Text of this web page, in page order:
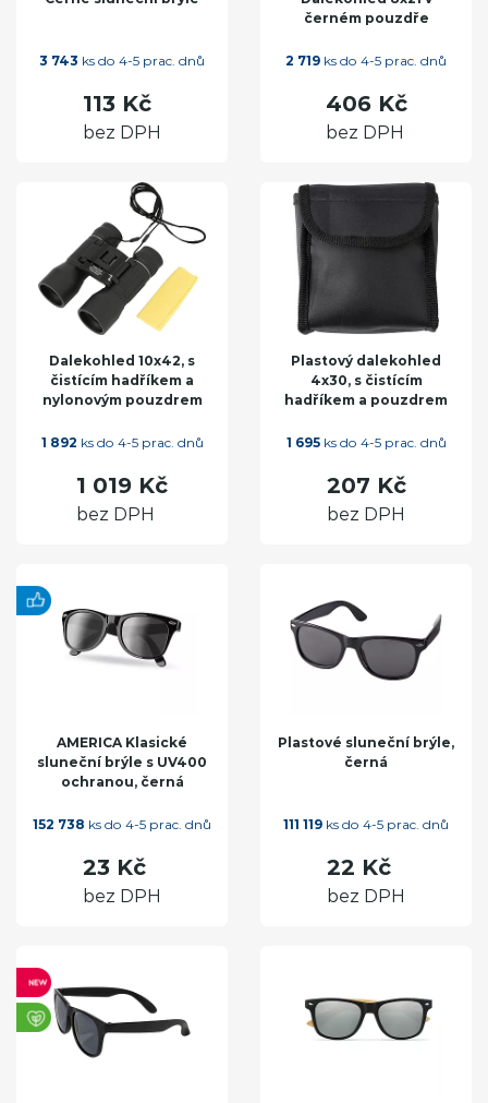
3 743 ks do 4-5 prac. dnů
113 Kč
bez DPH
černém pouzdře
2 719 ks do 4-5 prac. dnů
406 Kč
bez DPH
Dalekohled 10x42, s
čistícím hadříkem a
nylonovým pouzdrem
1 892 ks do 4-5 prac. dnů
1 019 Kč
bez DPH
Plastový dalekohled
4x30, s čistícím
hadříkem a pouzdrem
1 695ks do 4-5 prac. dnů
207 Kč
bez DPH
AMERICA Klasické
sluneční brýle s UV400
ochranou, černá
152 738 ks do 4-5 prac. dnů
23 Kč
bez DPH
Plastové sluneční brýle,
černá
111 119 ks do 4-5 prac. dnů
22 Kč
bez DPH